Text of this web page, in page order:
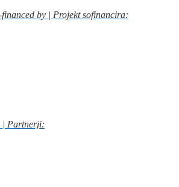
by | Projekt sofinancira:
| Partnerji: